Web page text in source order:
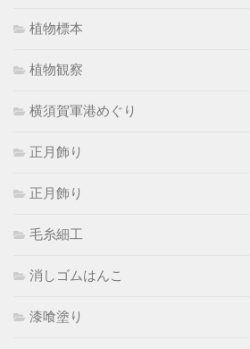
植物標本
植物観察
横須賀軍港めぐり
正月飾り
正月飾り
毛糸細工
消しゴムはんこ
漆喰塗り